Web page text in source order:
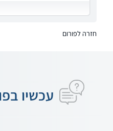
חזרה לפורום
עכשיו